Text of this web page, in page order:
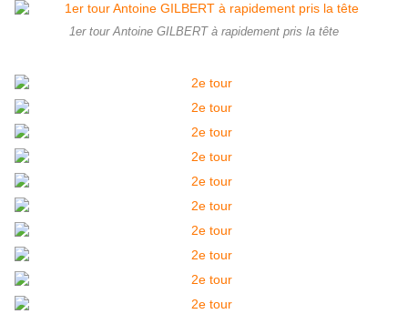
1er tour Antoine GILBERT à rapidement pris la tête